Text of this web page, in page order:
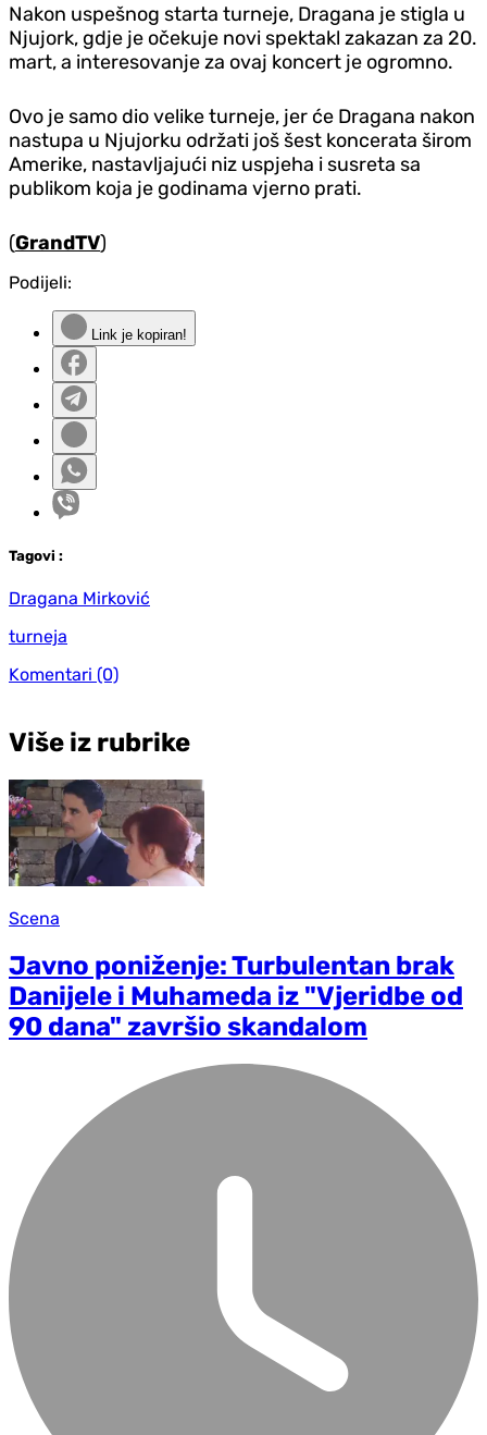
Nakon uspešnog starta turneje, Dragana je stigla u
Njujork, gd‌je je očekuje novi spektakl zakazan za 20.
mart, a interesovanje za ovaj koncert je ogromno.
Ovo je samo dio velike turneje, jer će Dragana nakon
nastupa u Njujorku održati još šest koncerata širom
Amerike, nastavljajući niz uspjeha i susreta sa
publikom koja je godinama vjerno prati.
(GrandTV)
Podijeli:
Link je kopiran!
Tagovi :
Dragana Mirković
turneja
Komentari (0)
Više iz rubrike
Scena
Javno poniženje: Turbulentan brak
Danijele i Muhameda iz "Vjeridbe od
90 dana" završio skandalom